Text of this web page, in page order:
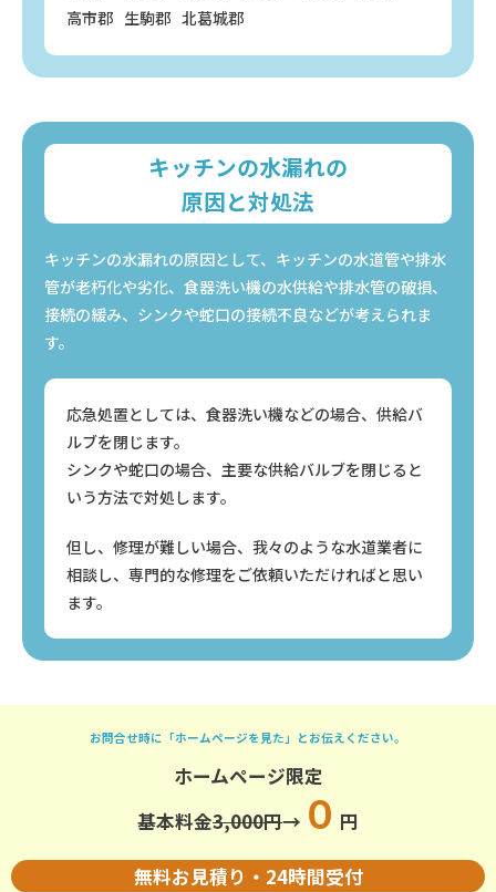
高市郡 生駒郡 北葛城郡
キッチンの水漏れの
原因と対処法
キッチンの水漏れの原因として、キッチンの水道管や排水
管が老朽化や劣化、 食器洗い機の水供給や排水管の破損、
接続の緩み、シンクや蛇口の接続不良などが考えられま
す。
応急処置としては、食器洗い機などの場合、供給バ
ルブを閉じます。
シンクや蛇口の場合、主要な供給バルブを閉じると
いう方法で対処します。
但し、修理が難しい場合、我々のような水道業者に
相談し、専門的な修理をご依頼いただければと思い
ます。
お問合せ時に「ホームページを見た」とお伝えください。
ホームページ限定
基本料金3,000円→ ０ 円
無料お見積り・24時間受付